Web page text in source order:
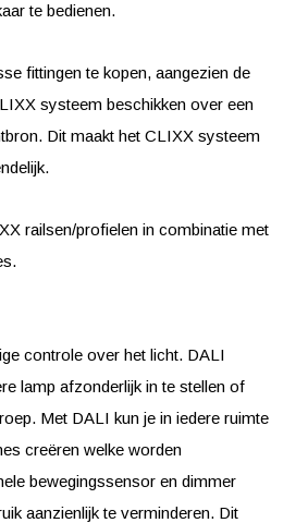
te bedienen.
fittingen te kopen, aangezien de
systeem beschikken over een
Dit maakt het CLIXX systeem
railsen/profielen in combinatie met
controle over het licht. DALI
lamp afzonderlijk in te stellen of
Met DALI kun je in iedere ruimte
creëren welke worden
bewegingssensor en dimmer
aanzienlijk te verminderen. Dit